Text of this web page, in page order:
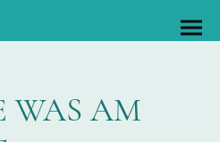
WAS AM